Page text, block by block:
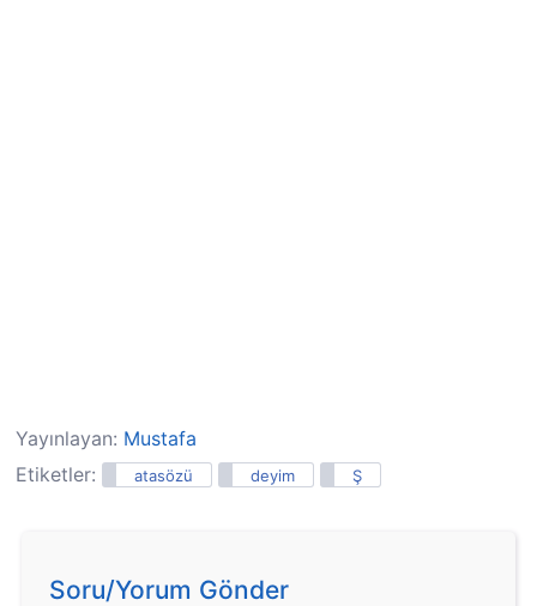
Yayınlayan: Mustafa
Etiketler:
atasözü deyim Ş
Soru/Yorum Gönder